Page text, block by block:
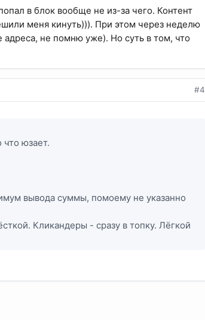
в блок вообще не из-за чего. Контент
меня кинуть))). При этом через неделю
не помню уже). Но суть в том, что
#4
юзает.
вывода суммы, помоему не указанно
Кликандеры - сразу в топку. Лёгкой